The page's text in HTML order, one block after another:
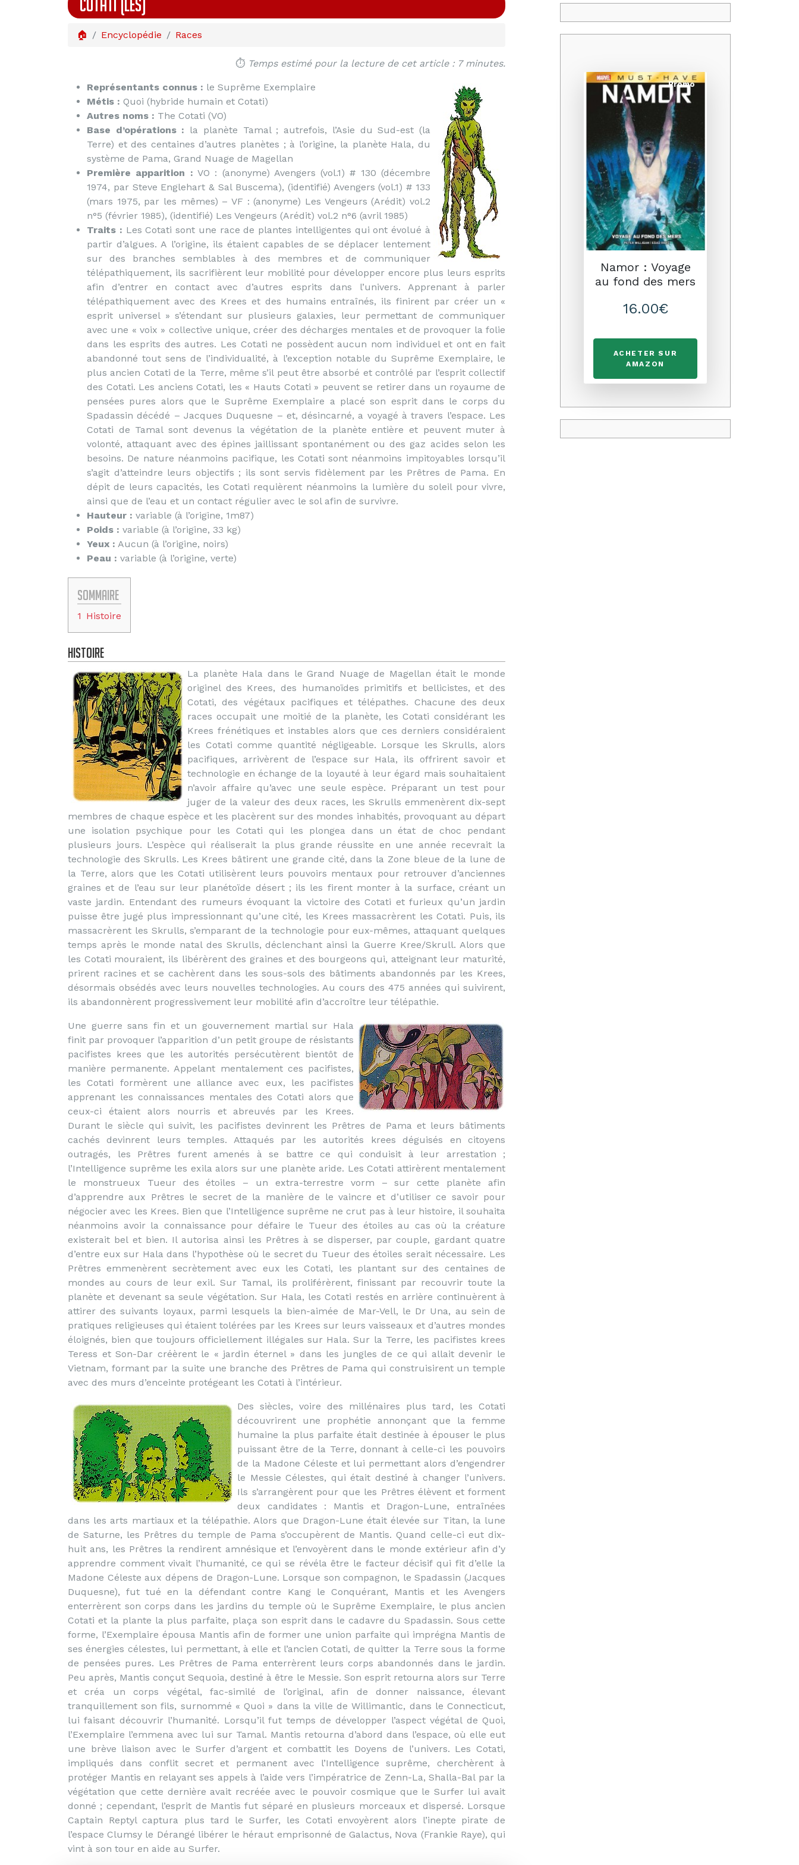
COTATI (LES)
🏠 Encyclopédie Races
⏱️ Temps estimé pour la lecture de cet article : 7 minutes.
Représentants connus : le Suprême Exemplaire
Métis : Quoi (hybride humain et Cotati)
Autres noms : The Cotati (VO)
Base d’opérations : la planète Tamal ; autrefois, l’Asie du Sud-est (la
Terre) et des centaines d’autres planètes ; à l’origine, la planète Hala, du
système de Pama, Grand Nuage de Magellan
Première apparition : VO : (anonyme) Avengers (vol.1) # 130 (décembre
1974, par Steve Englehart & Sal Buscema), (identifié) Avengers (vol.1) # 133
(mars 1975, par les mêmes) – VF : (anonyme) Les Vengeurs (Arédit) vol.2
n°5 (février 1985), (identifié) Les Vengeurs (Arédit) vol.2 n°6 (avril 1985)
Traits : Les Cotati sont une race de plantes intelligentes qui ont évolué à
partir d’algues. A l’origine, ils étaient capables de se déplacer lentement
sur des branches semblables à des membres et de communiquer
télépathiquement, ils sacrifièrent leur mobilité pour développer encore plus leurs esprits
afin d’entrer en contact avec d’autres esprits dans l’univers. Apprenant à parler
télépathiquement avec des Krees et des humains entraînés, ils finirent par créer un «
esprit universel » s’étendant sur plusieurs galaxies, leur permettant de communiquer
avec une « voix » collective unique, créer des décharges mentales et de provoquer la folie
dans les esprits des autres. Les Cotati ne possèdent aucun nom individuel et ont en fait
abandonné tout sens de l’individualité, à l’exception notable du Suprême Exemplaire, le
plus ancien Cotati de la Terre, même s’il peut être absorbé et contrôlé par l’esprit collectif
des Cotati. Les anciens Cotati, les « Hauts Cotati » peuvent se retirer dans un royaume de
pensées pures alors que le Suprême Exemplaire a placé son esprit dans le corps du
Spadassin décédé – Jacques Duquesne – et, désincarné, a voyagé à travers l’espace. Les
Cotati de Tamal sont devenus la végétation de la planète entière et peuvent muter à
volonté, attaquant avec des épines jaillissant spontanément ou des gaz acides selon les
besoins. De nature néanmoins pacifique, les Cotati sont néanmoins impitoyables lorsqu’il
s’agit d’atteindre leurs objectifs ; ils sont servis fidèlement par les Prêtres de Pama. En
dépit de leurs capacités, les Cotati requièrent néanmoins la lumière du soleil pour vivre,
ainsi que de l’eau et un contact régulier avec le sol afin de survivre.
Hauteur : variable (à l’origine, 1m87)
Poids : variable (à l’origine, 33 kg)
Yeux : Aucun (à l’origine, noirs)
Peau : variable (à l’origine, verte)
Sommaire
1 Histoire
Histoire
La planète Hala dans le Grand Nuage de Magellan était le monde
originel des Krees, des humanoïdes primitifs et bellicistes, et des
Cotati, des végétaux pacifiques et télépathes. Chacune des deux
races occupait une moitié de la planète, les Cotati considérant les
Krees frénétiques et instables alors que ces derniers considéraient
les Cotati comme quantité négligeable. Lorsque les Skrulls, alors
pacifiques, arrivèrent de l’espace sur Hala, ils offrirent savoir et
technologie en échange de la loyauté à leur égard mais souhaitaient
n’avoir affaire qu’avec une seule espèce. Préparant un test pour
juger de la valeur des deux races, les Skrulls emmenèrent dix-sept
membres de chaque espèce et les placèrent sur des mondes inhabités, provoquant au départ
une isolation psychique pour les Cotati qui les plongea dans un état de choc pendant
plusieurs jours. L’espèce qui réaliserait la plus grande réussite en une année recevrait la
technologie des Skrulls. Les Krees bâtirent une grande cité, dans la Zone bleue de la lune de
la Terre, alors que les Cotati utilisèrent leurs pouvoirs mentaux pour retrouver d’anciennes
graines et de l’eau sur leur planétoïde désert ; ils les firent monter à la surface, créant un
vaste jardin. Entendant des rumeurs évoquant la victoire des Cotati et furieux qu’un jardin
puisse être jugé plus impressionnant qu’une cité, les Krees massacrèrent les Cotati. Puis, ils
massacrèrent les Skrulls, s’emparant de la technologie pour eux-mêmes, attaquant quelques
temps après le monde natal des Skrulls, déclenchant ainsi la Guerre Kree/Skrull. Alors que
les Cotati mouraient, ils libérèrent des graines et des bourgeons qui, atteignant leur maturité,
prirent racines et se cachèrent dans les sous-sols des bâtiments abandonnés par les Krees,
désormais obsédés avec leurs nouvelles technologies. Au cours des 475 années qui suivirent,
ils abandonnèrent progressivement leur mobilité afin d’accroître leur télépathie.
Une guerre sans fin et un gouvernement martial sur Hala
finit par provoquer l’apparition d’un petit groupe de résistants
pacifistes krees que les autorités persécutèrent bientôt de
manière permanente. Appelant mentalement ces pacifistes,
les Cotati formèrent une alliance avec eux, les pacifistes
apprenant les connaissances mentales des Cotati alors que
ceux-ci étaient alors nourris et abreuvés par les Krees.
Durant le siècle qui suivit, les pacifistes devinrent les Prêtres de Pama et leurs bâtiments
cachés devinrent leurs temples. Attaqués par les autorités krees déguisés en citoyens
outragés, les Prêtres furent amenés à se battre ce qui conduisit à leur arrestation ;
l’Intelligence suprême les exila alors sur une planète aride. Les Cotati attirèrent mentalement
le monstrueux Tueur des étoiles – un extra-terrestre vorm – sur cette planète afin
d’apprendre aux Prêtres le secret de la manière de le vaincre et d’utiliser ce savoir pour
négocier avec les Krees. Bien que l’Intelligence suprême ne crut pas à leur histoire, il souhaita
néanmoins avoir la connaissance pour défaire le Tueur des étoiles au cas où la créature
existerait bel et bien. Il autorisa ainsi les Prêtres à se disperser, par couple, gardant quatre
d’entre eux sur Hala dans l’hypothèse où le secret du Tueur des étoiles serait nécessaire. Les
Prêtres emmenèrent secrètement avec eux les Cotati, les plantant sur des centaines de
mondes au cours de leur exil. Sur Tamal, ils proliférèrent, finissant par recouvrir toute la
planète et devenant sa seule végétation. Sur Hala, les Cotati restés en arrière continuèrent à
attirer des suivants loyaux, parmi lesquels la bien-aimée de Mar-Vell, le Dr Una, au sein de
pratiques religieuses qui étaient tolérées par les Krees sur leurs vaisseaux et d’autres mondes
éloignés, bien que toujours officiellement illégales sur Hala. Sur la Terre, les pacifistes krees
Teress et Son-Dar créèrent le « jardin éternel » dans les jungles de ce qui allait devenir le
Vietnam, formant par la suite une branche des Prêtres de Pama qui construisirent un temple
avec des murs d’enceinte protégeant les Cotati à l’intérieur.
Des siècles, voire des millénaires plus tard, les Cotati
découvrirent une prophétie annonçant que la femme
humaine la plus parfaite était destinée à épouser le plus
puissant être de la Terre, donnant à celle-ci les pouvoirs
de la Madone Céleste et lui permettant alors d’engendrer
le Messie Célestes, qui était destiné à changer l’univers.
Ils s’arrangèrent pour que les Prêtres élèvent et forment
deux candidates : Mantis et Dragon-Lune, entraînées
dans les arts martiaux et la télépathie. Alors que Dragon-Lune était élevée sur Titan, la lune
de Saturne, les Prêtres du temple de Pama s’occupèrent de Mantis. Quand celle-ci eut dix-
huit ans, les Prêtres la rendirent amnésique et l’envoyèrent dans le monde extérieur afin d’y
apprendre comment vivait l’humanité, ce qui se révéla être le facteur décisif qui fit d’elle la
Madone Céleste aux dépens de Dragon-Lune. Lorsque son compagnon, le Spadassin (Jacques
Duquesne), fut tué en la défendant contre Kang le Conquérant, Mantis et les Avengers
enterrèrent son corps dans les jardins du temple où le Suprême Exemplaire, le plus ancien
Cotati et la plante la plus parfaite, plaça son esprit dans le cadavre du Spadassin. Sous cette
forme, l’Exemplaire épousa Mantis afin de former une union parfaite qui imprégna Mantis de
ses énergies célestes, lui permettant, à elle et l’ancien Cotati, de quitter la Terre sous la forme
de pensées pures. Les Prêtres de Pama enterrèrent leurs corps abandonnés dans le jardin.
Peu après, Mantis conçut Sequoia, destiné à être le Messie. Son esprit retourna alors sur Terre
et créa un corps végétal, fac-similé de l’original, afin de donner naissance, élevant
tranquillement son fils, surnommé « Quoi » dans la ville de Willimantic, dans le Connecticut,
lui faisant découvrir l’humanité. Lorsqu’il fut temps de développer l’aspect végétal de Quoi,
l’Exemplaire l’emmena avec lui sur Tamal. Mantis retourna d’abord dans l’espace, où elle eut
une brève liaison avec le Surfer d’argent et combattit les Doyens de l’univers. Les Cotati,
impliqués dans conflit secret et permanent avec l’Intelligence suprême, cherchèrent à
protéger Mantis en relayant ses appels à l’aide vers l’impératrice de Zenn-La, Shalla-Bal par la
végétation que cette dernière avait recréée avec le pouvoir cosmique que le Surfer lui avait
donné ; cependant, l’esprit de Mantis fut séparé en plusieurs morceaux et dispersé. Lorsque
Captain Reptyl captura plus tard le Surfer, les Cotati envoyèrent alors l’inepte pirate de
l’espace Clumsy le Dérangé libérer le héraut emprisonné de Galactus, Nova (Frankie Raye), qui
vint à son tour en aide au Surfer.
Promo
Namor : Voyage
au fond des mers
16.00€
ACHETER SUR
AMAZON